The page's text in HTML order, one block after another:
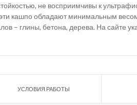
не восприимчивы к
кашпо обладают минимальным
– глины, бетона, дерева. На сайте
УСЛОВИЯ РАБОТЫ